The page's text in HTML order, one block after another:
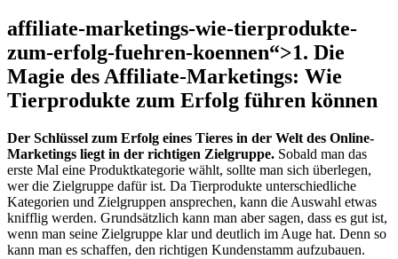
affiliate-marketings-wie-tierprodukte-
zum-erfolg-fuehren-koennen“>1. ⁤Die
Magie des ⁤Affiliate-Marketings: Wie
Tierprodukte ⁤zum Erfolg führen können
Der Schlüssel zum ​Erfolg eines Tieres in der⁤ Welt des Online-
Marketings⁢ liegt in der richtigen Zielgruppe. Sobald man⁤ das
erste Mal eine Produktkategorie wählt, sollte ‌man sich überlegen, ​
wer die ⁤Zielgruppe dafür ist. Da Tierprodukte unterschiedliche
⁢Kategorien und Zielgruppen ansprechen, kann⁣ die Auswahl ​etwas
⁢knifflig werden. Grundsätzlich‍ kann ‌man aber sagen, dass es gut ist,
wenn man ‍seine⁤ Zielgruppe ​klar und ‌deutlich ⁤im⁤ Auge hat. ‌Denn so
kann man es​ schaffen, ‌den richtigen Kundenstamm ⁢aufzubauen.